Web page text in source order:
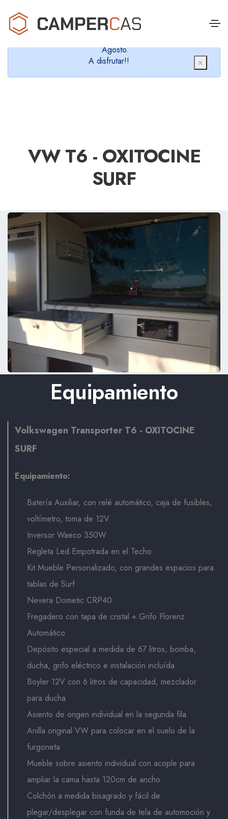
Cerramos en verano, que nos queremos dar un
chapuzón y refrescarnos.
Agosto.
A disfrutar!!
×
VW T6 - OXITOCINE
SURF
Equipamiento
Volkswagen Transporter T6 - OXITOCINE
SURF
Equipamiento:
Batería Auxiliar, con relé automático, caja de fusibles,
voltímetro, toma de 12V
Inversor Waeco 350W
Regleta Led Empotrada en el Techo
Kit Mueble Personalizado, con grandes espacios para
tablas de Surf
Nevera Dometic CRP40
Fregadero con tapa de cristal + Grifo Florenz
Automático
Depósito especial a medida de 67 litros, bomba,
ducha, grifo eléctrico e instalación incluída
Boyler 12V con 6 litros de capacidad, mezclador
para ducha
Asiento de origen individual en la segunda fila
Anilla original VW para colocar en el suelo de la
furgoneta
Mueble sobre asiento individual con acople para
ampliar la cama hasta 120cm de ancho
Colchón a medida bisagrado y fácil de
plegar/desplegar con funda de tela de automoción y